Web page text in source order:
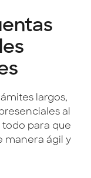
largos,
al
todo para que
manera ágil y